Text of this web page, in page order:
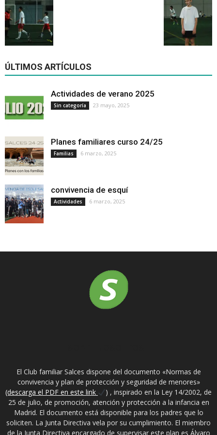
ÚLTIMOS ARTÍCULOS
Actividades de verano 2025
Sin categoría 23 mayo, 2025
Planes familiares curso 24/25
Familias 6 marzo, 2025
convivencia de esquí
Actividades 6 marzo, 2025
El Club familiar Salces dispone del documento «Normas de
convivencia y plan de protección y seguridad de menores»
(descarga el PDF en este link
) , inspirado en la Ley 14/2002, de
25 de julio, de promoción, atención y protección a la infancia en
Madrid. El documento está disponible para los padres que lo
soliciten. La Junta Directiva vela por su cumplimiento. El miembro
de la Junta Directiva encargado de supervisar este plan es Álvaro